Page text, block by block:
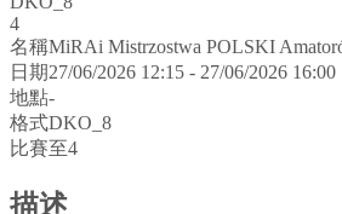
4
名稱MiRAi Mistrzostwa POLSKI
日期27/06/2026 12:15 - 27/06/2026 16:00
地點-
格式DKO_8
比賽至4
描述